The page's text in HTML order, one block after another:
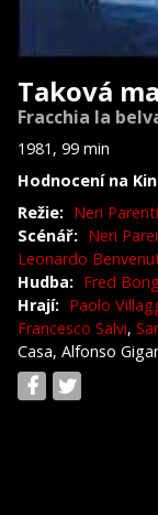
Taková
Fracchia la
1981, 99 min
Hodnocení na
Režie: Neri Parenti
Scénář: Neri
Leonardo
Hudba: Fred
Hrají: Paolo
Francesco Salvi,
Casa, Alfonso